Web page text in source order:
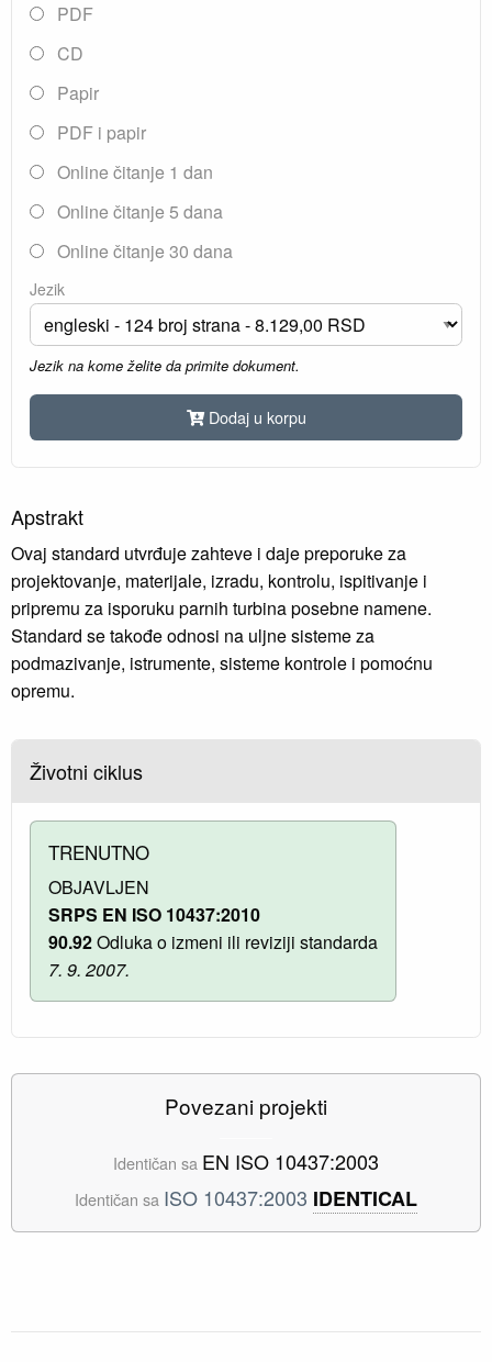
PDF
CD
Papir
PDF i papir
Online čitanje 1 dan
Online čitanje 5 dana
Online čitanje 30 dana
Jezik
Jezik na kome želite da primite dokument.
Dodaj u korpu
Apstrakt
Ovaj standard utvrđuje zahteve i daje preporuke za
projektovanje, materijale, izradu, kontrolu, ispitivanje i
pripremu za isporuku parnih turbina posebne namene.
Standard se takođe odnosi na uljne sisteme za
podmazivanje, istrumente, sisteme kontrole i pomoćnu
opremu.
Životni ciklus
TRENUTNO
OBJAVLJEN
SRPS EN ISO 10437:2010
90.92Odluka o izmeni ili reviziji standarda
7. 9. 2007.
Povezani projekti
Identičan sa EN ISO 10437:2003
Identičan sa ISO 10437:2003 IDENTICAL